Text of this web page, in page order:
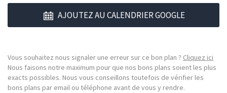
AJOUTEZ AU CALENDRIER GOOGLE
Vous souhaitez nous signaler une erreur sur ce bon plan ? Cliquez ici
Nous faisons notre maximum pour que nos bons plans soient les plus
exacts possibles. Nous vous conseillons toutefois de vérifier les
bons plans par email ou téléphone avant de vous y rendre.